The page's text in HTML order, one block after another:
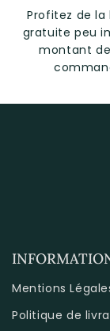
Profitez de la
gratuite peu
montant
Mentions
Politique de